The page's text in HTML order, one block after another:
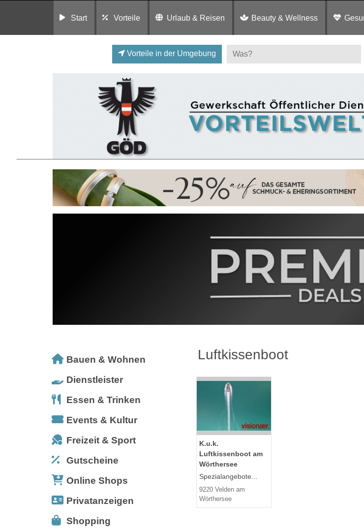
Start Vorteile Urlaub & Reisen Beauty & Wellness
Vorteile in der Umgebung
Bauen & Wohnen
Dienstleister
Essen & Trinken
Events & Kultur
Freizeit & Sport
Gutscheine
Online Shops
Privatanzeigen
Shopping
Luftkissenboot
K.u.k.
Luftkissenboot am
Wörthersee
Spezialangebote...
9220 Velden am
Wörthersee